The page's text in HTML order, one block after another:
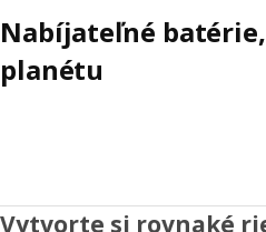
Nabíjateľné
planétu
Vytvorte si rovnaké